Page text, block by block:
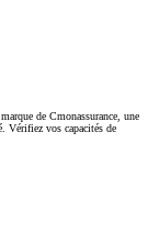
de Cmonassurance, une
Vérifiez vos capacités de